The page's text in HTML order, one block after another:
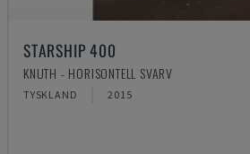
STARSHIP 400
KNUTH - HORISONTELL SVARV
TYSKLAND 2015